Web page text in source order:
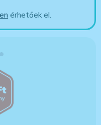
érhetőek el.